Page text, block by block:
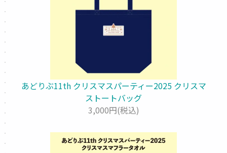
あどりぶ11th クリスマスパーティー2025 クリスマ
ストートバッグ
3,000円(税込)